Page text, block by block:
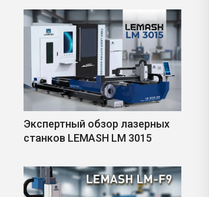
Экспертный обзор лазерных
станков LEMASH LM 3015